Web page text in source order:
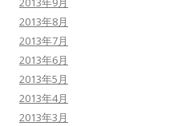
2013年8月
2013年7月
2013年6月
2013年5月
2013年4月
2013年3月